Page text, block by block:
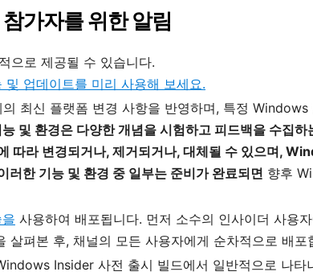
가자를 위한 알림
으로 제공될 수 있습니다.
업데이트를 미리 사용해 보세요.
최신 플랫폼 변경 사항을 반영하며, 특정 Windows
및 환경은 다양한 개념을 시험하고 피드백을 수집하
따라 변경되거나, 제거되거나, 대체될 수 있으며,
러한 기능 및 환경 중 일부는 준비가 완료되면 향후
사용하여 배포됩니다. 먼저 소수의 인사이더 사용
살펴본 후, 채널의 모든 사용자에게 순차적으로 배포
Insider 사전 출시 빌드에서 일반적으로 나타